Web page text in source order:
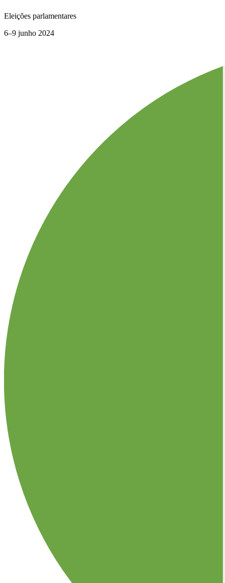
Eleições parlamentares
6–9 junho 2024